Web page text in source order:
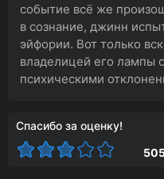
событие всё же
в сознание, джинн
эйфории. Вот только
владелицей его лампы
психическими
Спасибо за оценку!